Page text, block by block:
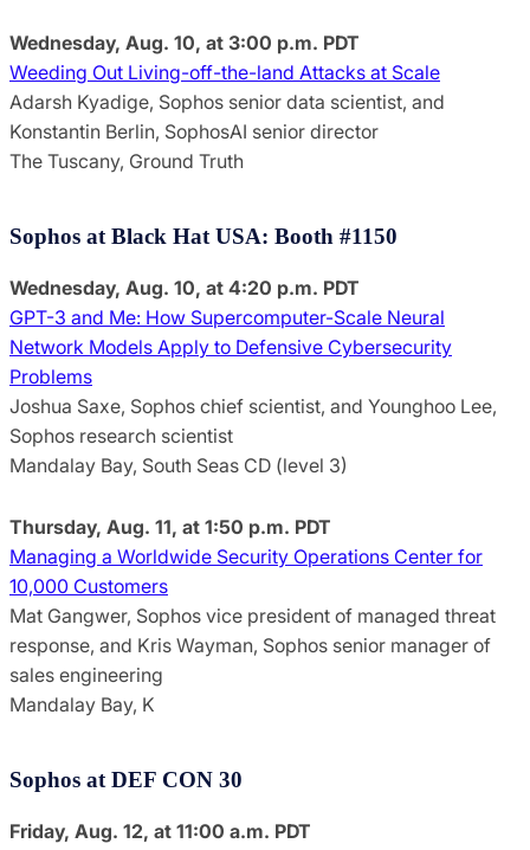
Wednesday, Aug. 10, at 3:00 p.m. PDT
Weeding Out Living-off-the-land Attacks at Scale
Adarsh Kyadige, Sophos senior data scientist, and
Konstantin Berlin, SophosAI senior director
The Tuscany, Ground Truth
Sophos at Black Hat USA: Booth #1150
Wednesday, Aug. 10, at 4:20 p.m. PDT
GPT-3 and Me: How Supercomputer-Scale Neural
Network Models Apply to Defensive Cybersecurity
Problems
Joshua Saxe, Sophos chief scientist, and Younghoo Lee,
Sophos research scientist
Mandalay Bay, South Seas CD (level 3)
Thursday, Aug. 11, at 1:50 p.m. PDT
Managing a Worldwide Security Operations Center for
10,000 Customers
Mat Gangwer, Sophos vice president of managed threat
response, and Kris Wayman, Sophos senior manager of
sales engineering
Mandalay Bay, K
Sophos at DEF CON 30
Friday, Aug. 12, at 11:00 a.m. PDT